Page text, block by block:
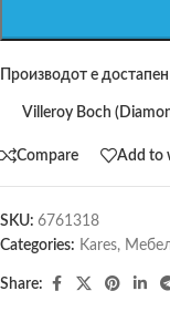
Производот е
Villeroy Boch
Compare Add to
SKU: 6761318
Categories: Kares,
Share: